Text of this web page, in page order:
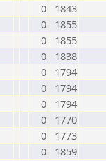
0
1843
0
1855
0
1855
0
1838
0
1794
0
1794
0
1794
0
1770
0
1773
0
1859